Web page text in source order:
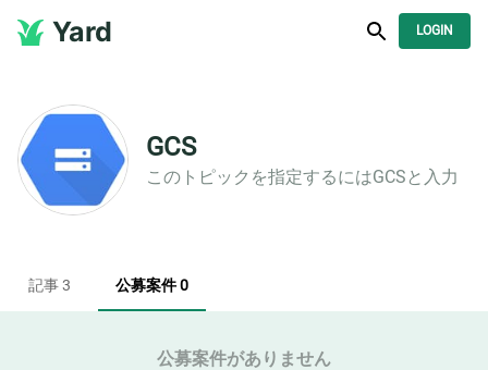
Yard LOGIN
GCS
このトピックを指定するにはGCS と入力
記事 3 公募案件 0
公募案件がありません